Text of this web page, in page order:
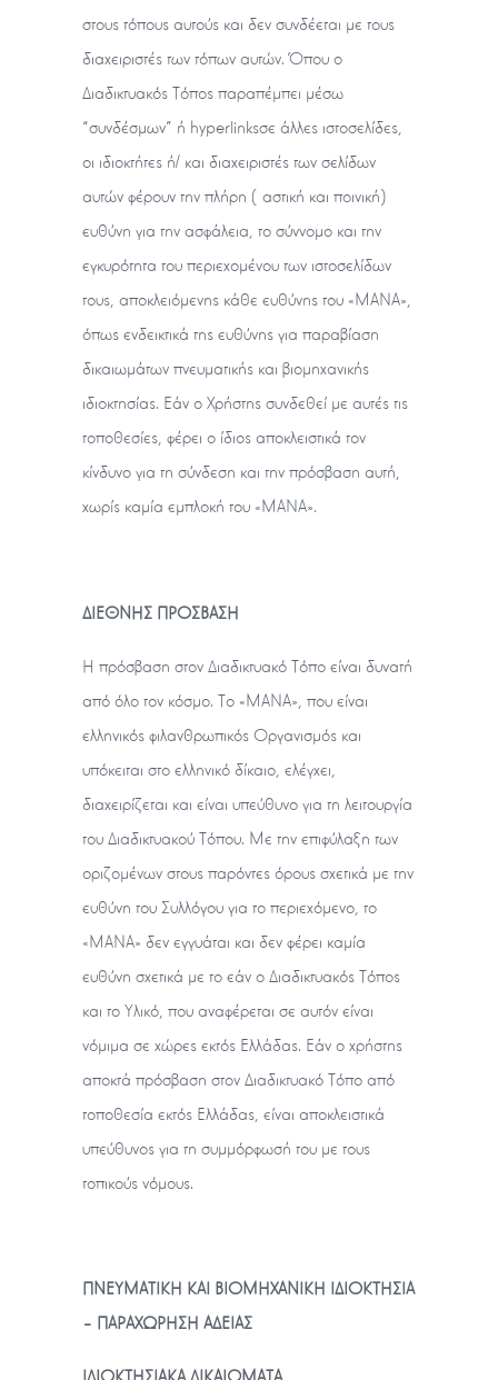
στους τόπους αυτούς και δεν συνδέεται με τους
διαχειριστές των τόπων αυτών. Όπου ο
Διαδικτυακός Τόπος παραπέμπει μέσω
“συνδέσμων” ή hyperlinksσε άλλες ιστοσελίδες,
οι ιδιοκτήτες ή/ και διαχειριστές των σελίδων
αυτών φέρουν την πλήρη (αστική και ποινική)
ευθύνη για την ασφάλεια, το σύννομο και την
εγκυρότητα του περιεχομένου των ιστοσελίδων
τους, αποκλειόμενης κάθε ευθύνης του «ΜΑΝΑ»,
όπως ενδεικτικά της ευθύνης για παραβίαση
δικαιωμάτων πνευματικής και βιομηχανικής
ιδιοκτησίας. Εάν ο Χρήστης συνδεθεί με αυτές τις
τοποθεσίες, φέρει ο ίδιος αποκλειστικά τον
κίνδυνο για τη σύνδεση και την πρόσβαση αυτή,
χωρίς καμία εμπλοκή του «ΜΑΝΑ».
ΔΙΕΘΝΗΣ ΠΡΟΣΒΑΣΗ
Η πρόσβαση στον Διαδικτυακό Τόπο είναι δυνατή
από όλο τον κόσμο. Το «ΜΑΝΑ», που είναι
ελληνικός φιλανθρωπικός Οργανισμός και
υπόκειται στο ελληνικό δίκαιο, ελέγχει,
διαχειρίζεται και είναι υπεύθυνο για τη λειτουργία
του Διαδικτυακού Τόπου. Με την επιφύλαξη των
οριζομένων στους παρόντες όρους σχετικά με την
ευθύνη του Συλλόγου για το περιεχόμενο, το
«ΜΑΝΑ» δεν εγγυάται και δεν φέρει καμία
ευθύνη σχετικά με το εάν ο Διαδικτυακός Τόπος
και το Υλικό, που αναφέρεται σε αυτόν είναι
νόμιμα σε χώρες εκτός Ελλάδας. Εάν ο χρήστης
αποκτά πρόσβαση στον Διαδικτυακό Τόπο από
τοποθεσία εκτός Ελλάδας, είναι αποκλειστικά
υπεύθυνος για τη συμμόρφωσή του με τους
τοπικούς νόμους.
ΠΝΕΥΜΑΤΙΚΗ ΚΑΙ ΒΙΟΜΗΧΑΝΙΚΗ ΙΔΙΟΚΤΗΣΙΑ
– ΠΑΡΑΧΩΡΗΣΗ ΑΔΕΙΑΣ